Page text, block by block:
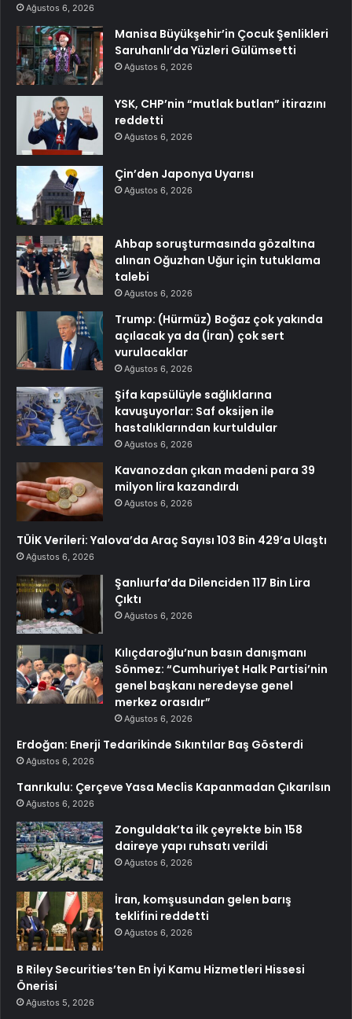
Ağustos 6, 2026
Manisa Büyükşehir’in Çocuk Şenlikleri
Saruhanlı’da Yüzleri Gülümsetti
Ağustos 6, 2026
YSK, CHP’nin “mutlak butlan” itirazını
reddetti
Ağustos 6, 2026
Çin’den Japonya Uyarısı
Ağustos 6, 2026
Ahbap soruşturmasında gözaltına
alınan Oğuzhan Uğur için tutuklama
talebi
Ağustos 6, 2026
Trump: (Hürmüz) Boğaz çok yakında
açılacak ya da (İran) çok sert
vurulacaklar
Ağustos 6, 2026
Şifa kapsülüyle sağlıklarına
kavuşuyorlar: Saf oksijen ile
hastalıklarından kurtuldular
Ağustos 6, 2026
Kavanozdan çıkan madeni para 39
milyon lira kazandırdı
Ağustos 6, 2026
TÜİK Verileri: Yalova’da Araç Sayısı 103 Bin 429’a Ulaştı
Ağustos 6, 2026
Şanlıurfa’da Dilenciden 117 Bin Lira
Çıktı
Ağustos 6, 2026
Kılıçdaroğlu’nun basın danışmanı
Sönmez: “Cumhuriyet Halk Partisi’nin
genel başkanı neredeyse genel
merkez orasıdır”
Ağustos 6, 2026
Erdoğan: Enerji Tedarikinde Sıkıntılar Baş Gösterdi
Ağustos 6, 2026
Tanrıkulu: Çerçeve Yasa Meclis Kapanmadan Çıkarılsın
Ağustos 6, 2026
Zonguldak’ta ilk çeyrekte bin 158
daireye yapı ruhsatı verildi
Ağustos 6, 2026
İran, komşusundan gelen barış
teklifini reddetti
Ağustos 6, 2026
B Riley Securities’ten En İyi Kamu Hizmetleri Hissesi
Önerisi
Ağustos 5, 2026